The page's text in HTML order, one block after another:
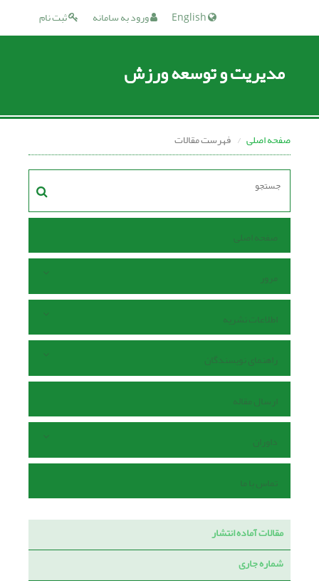
ثبت نام ورود به سامانه
مدیریت و توسعه ورزش
صفحه اصلی فهرست مقالات
صفحه اصلی
مرور
اطلاعات نشریه
راهنمای نویسندگان
ارسال مقاله
داوران
تماس با ما
مقالات آماده انتشار
شماره جاری